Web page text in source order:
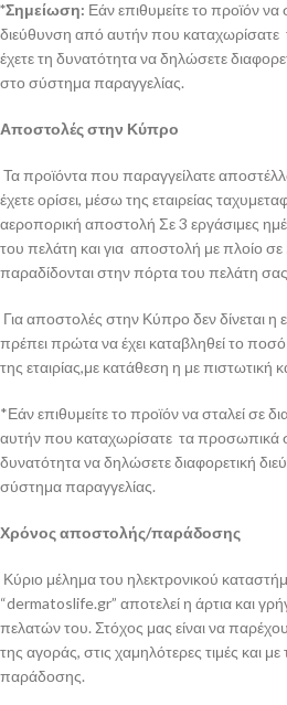
*Σημείωση: Εάν επιθυμείτε το προϊόν να
διεύθυνση από αυτήν που καταχωρίσατε
έχετε τη δυνατότητα να δηλώσετε
στο σύστημα παραγγελίας.
Αποστολές στην Κύπρο
Τα προϊόντα που παραγγείλατε
έχετε ορίσει, μέσω της εταιρείας
αεροπορική αποστολή Σε 3 εργάσιμες
του πελάτη και για αποστολή με πλοίο σε
παραδίδονται στην πόρτα του πελάτη
Για αποστολές στην Κύπρο δεν δίνεται η
πρέπει πρώτα να έχει καταβληθεί το
της εταιρίας,με κατάθεση η με πιστωτική
*Εάν επιθυμείτε το προϊόν να σταλεί σε
αυτήν που καταχωρίσατε τα προσωπικά
δυνατότητα να δηλώσετε διαφορετική
σύστημα παραγγελίας.
Χρόνος αποστολής/παράδοσης
Κύριο μέλημα του ηλεκτρονικού
“dermatoslife.gr” αποτελεί η άρτια και
πελατών του. Στόχος μας είναι να
της αγοράς, στις χαμηλότερες τιμές και
παράδοσης.